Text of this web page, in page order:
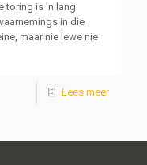
toring is 'n lang
in die
maar nie lewe nie
Lees meer